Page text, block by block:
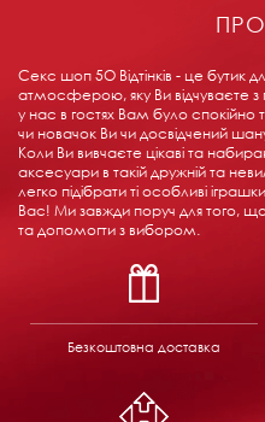
Секс шоп 5О Відтінків - це бутик
атмосферою, яку Ви відчуваєте
у нас в гостях Вам було
чи новачок Ви чи досвідчений
Коли Ви вивчаєте цікаві та
аксесуари в такій дружній та
легко підібрати ті особливі
Вас! Ми завжди поруч для того,
та допомогти з вибором.
Безкоштовна доставка